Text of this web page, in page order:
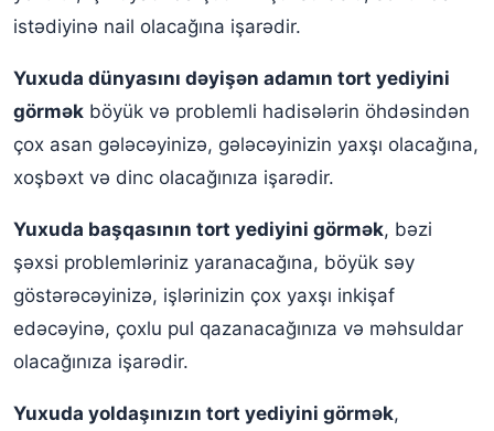
istədiyinə nail olacağına işarədir.
Yuxuda dünyasını dəyişən adamın tort yediyini
görmək böyük və problemli hadisələrin öhdəsindən
çox asan gələcəyinizə, gələcəyinizin yaxşı olacağına,
xoşbəxt və dinc olacağınıza işarədir.
Yuxuda başqasının tort yediyini görmək, bəzi
şəxsi problemləriniz yaranacağına, böyük səy
göstərəcəyinizə, işlərinizin çox yaxşı inkişaf
edəcəyinə, çoxlu pul qazanacağınıza və məhsuldar
olacağınıza işarədir.
Yuxuda yoldaşınızın tort yediyini görmək,